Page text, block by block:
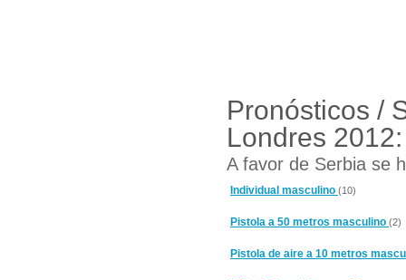
Pronósticos /
Londres 2012:
A favor de Serbia se
Individual masculino (10)
Pistola a 50 metros masculino (2)
Pistola de aire a 10 metros